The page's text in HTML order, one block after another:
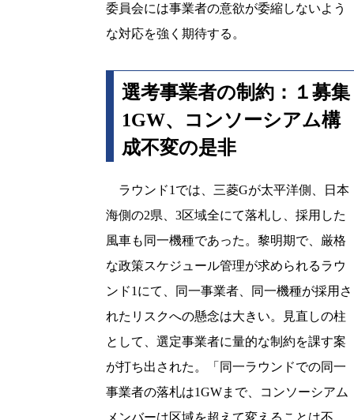
委員会には事業者の意欲が委縮しないよう
な対応を強く期待する。
選考事業者の制約：１募集
1GW、コンソーシアム構
成不変の是非
ラウンド1では、三菱Gが太平洋側、日本
海側の2県、3区域全にて落札し、採用した
風車も同一機種であった。黎明期で、厳格
な政策スケジュール管理が求められるラウ
ンド1にて、同一事業者、同一機種が採用さ
れたリスクへの懸念は大きい。見直しの柱
として、選定事業者に量的な制約を課す案
が打ち出された。「同一ラウンドでの同一
事業者の落札は1GWまで、コンソーシアム
メンバーは区域を超えて変えることは不